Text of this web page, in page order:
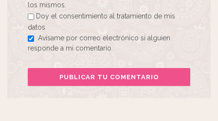
los mismos.
Doy el consentimiento al tratamiento de mis
datos
Avísame por correo electrónico si alguien
responde a mi comentario.